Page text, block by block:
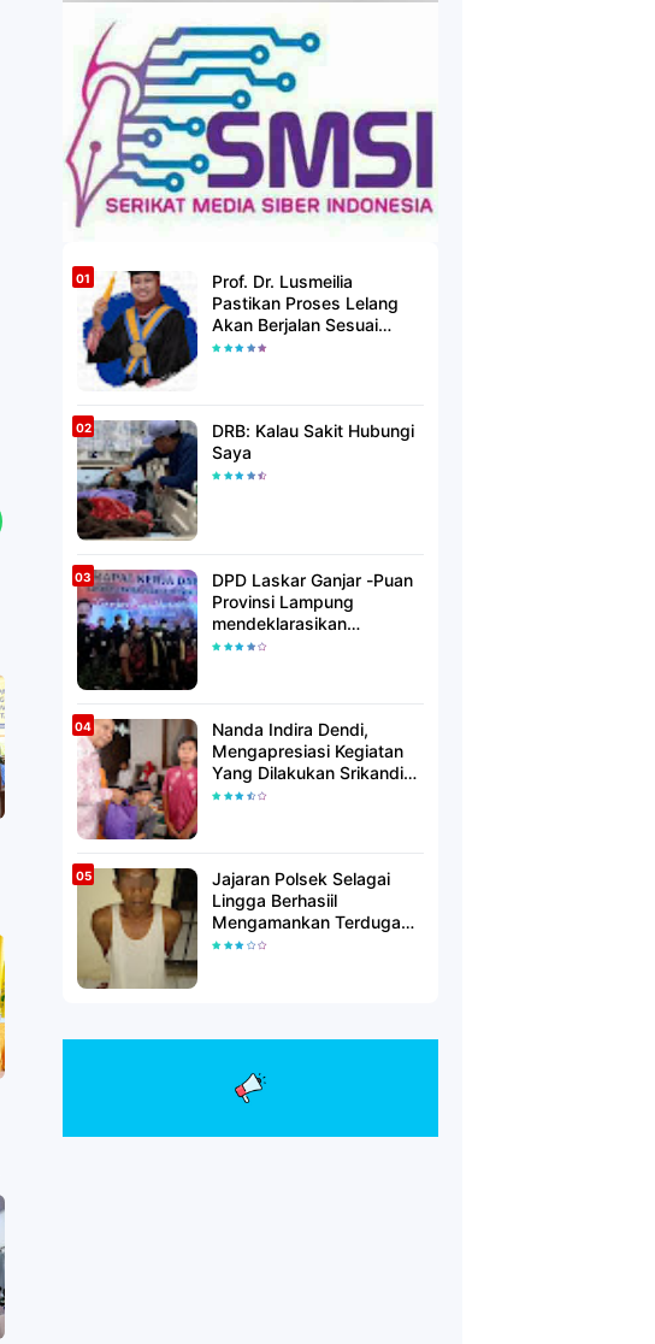
Prof. Dr. Lusmeilia
Pastikan Proses Lelang
Akan Berjalan Sesuai
Aturan
DRB: Kalau Sakit Hubungi
Saya
DPD Laskar Ganjar -Puan
Provinsi Lampung
mendeklarasikan
Mendukung Ganjar-Puan
Nanda Indira Dendi,
Mengapresiasi Kegiatan
Yang Dilakukan Srikandi
Dermawan
Jajaran Polsek Selagai
Lingga Berhasiil
Mengamankan Terduga
Pelaku Pencabulan Anak